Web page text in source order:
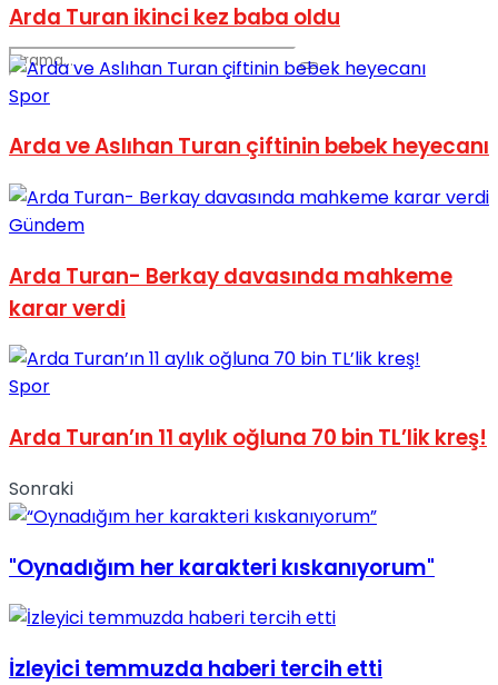
No Result
View All Result
Arda Turan ikinci kez baba oldu
Spor
Arda ve Aslıhan Turan çiftinin bebek heyecanı
Gündem
Arda Turan- Berkay davasında mahkeme
karar verdi
Spor
Arda Turan’ın 11 aylık oğluna 70 bin TL’lik kreş!
Sonraki
"Oynadığım her karakteri kıskanıyorum"
İzleyici temmuzda haberi tercih etti